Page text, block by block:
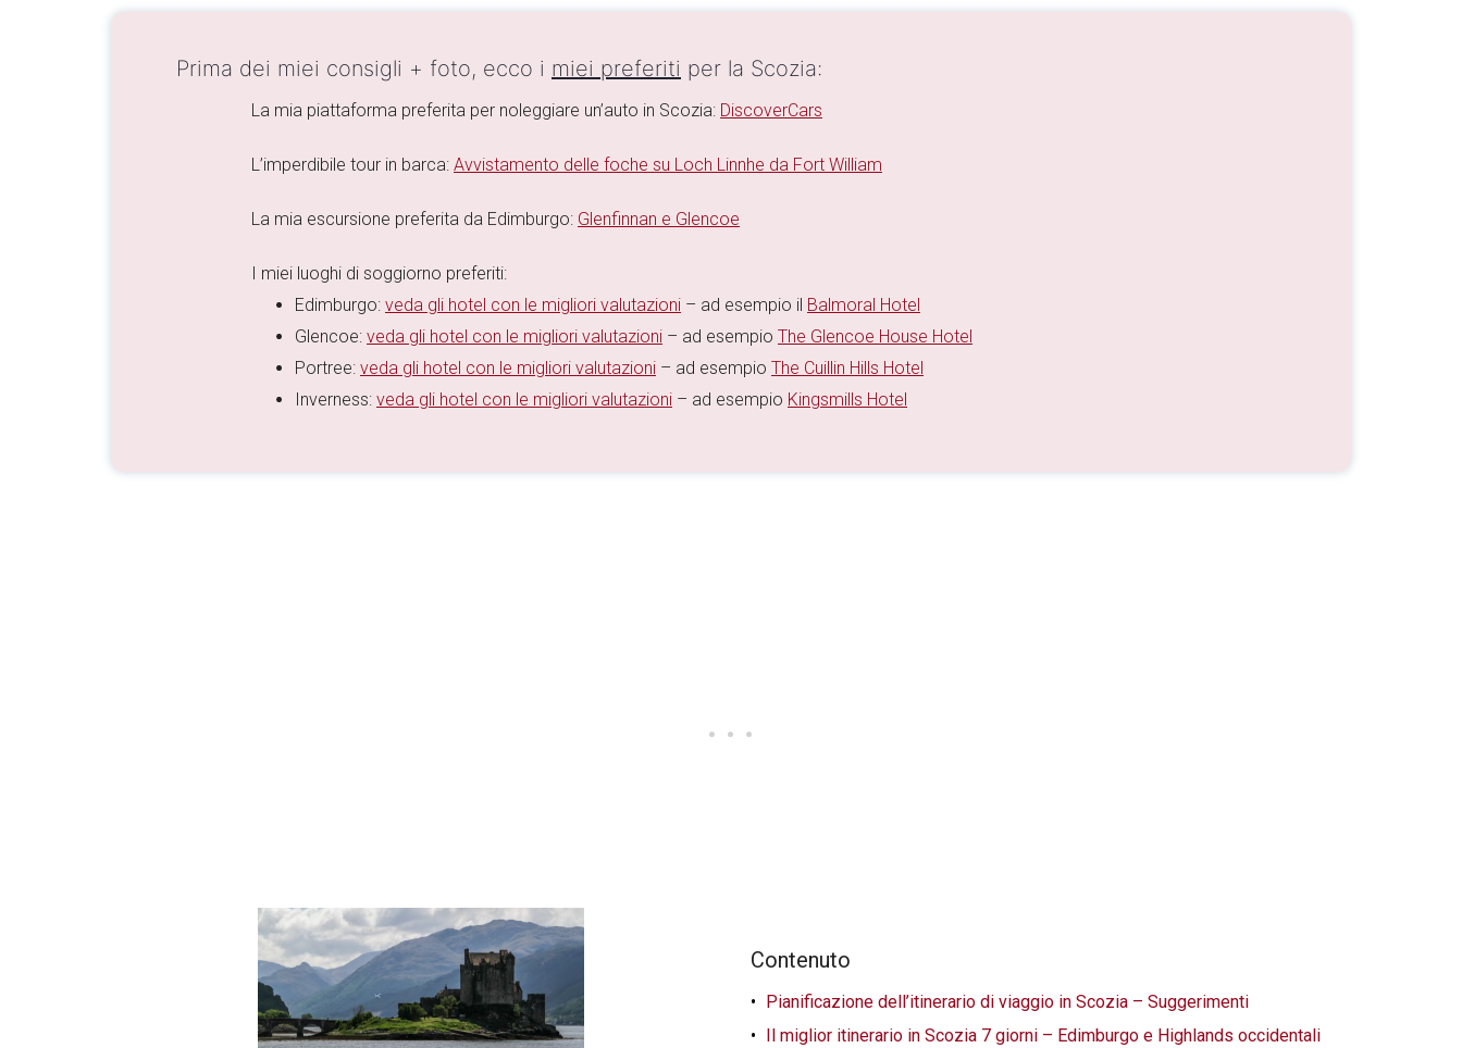
Prima dei miei consigli + foto, ecco i miei preferiti per la Scozia:
La mia piattaforma preferita per noleggiare un’auto in Scozia: DiscoverCars
L’imperdibile tour in barca: Avvistamento delle foche su Loch Linnhe da Fort William
La mia escursione preferita da Edimburgo: Glenfinnan e Glencoe
I miei luoghi di soggiorno preferiti:
Edimburgo: veda gli hotel con le migliori valutazioni – ad esempio il Balmoral Hotel
Glencoe: veda gli hotel con le migliori valutazioni – ad esempio The Glencoe House Hotel
Portree: veda gli hotel con le migliori valutazioni – ad esempio The Cuillin Hills Hotel
Inverness: veda gli hotel con le migliori valutazioni – ad esempio Kingsmills Hotel
Contenuto
Pianificazione dell’itinerario di viaggio in Scozia – Suggerimenti
Il miglior itinerario in Scozia 7 giorni – Edimburgo e Highlands occidentali